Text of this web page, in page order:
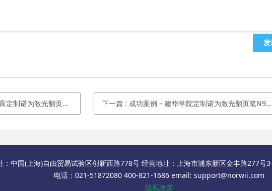
激光翻页笔N95 Spotlight 下一篇 : 成功案例 – 建华学院定制诺为激光翻页笔N95 spotlight
：中国(上海)自由贸易试验区创新西路778号 经营地址：上海市浦东新区金丰路277号
电话：021-51872080 400-821-1686 email: support@norwii.com
隐私政策